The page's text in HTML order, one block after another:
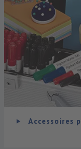
Accessoires